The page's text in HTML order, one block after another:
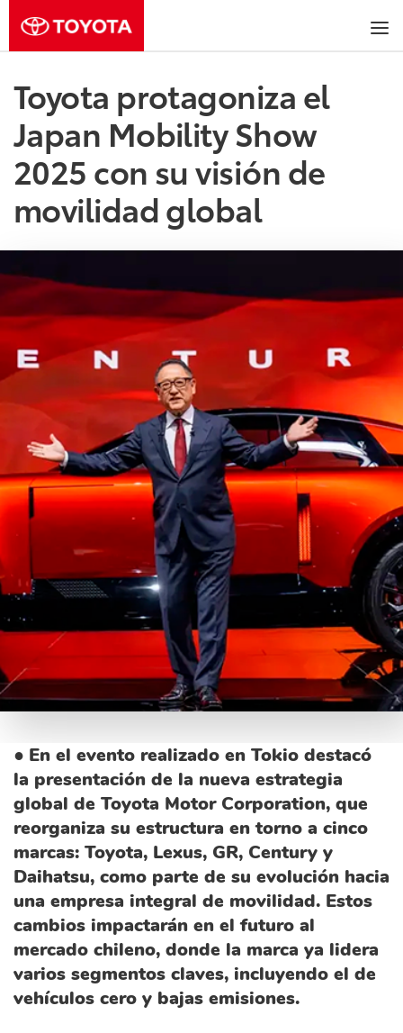
Toyota protagoniza el
Japan Mobility Show
2025 con su visión de
movilidad global
● En el evento realizado en Tokio destacó
la presentación de la nueva estrategia
global de Toyota Motor Corporation, que
reorganiza su estructura en torno a cinco
marcas: Toyota, Lexus, GR, Century y
Daihatsu, como parte de su evolución hacia
una empresa integral de movilidad. Estos
cambios impactarán en el futuro al
mercado chileno, donde la marca ya lidera
varios segmentos claves, incluyendo el de
vehículos cero y bajas emisiones.